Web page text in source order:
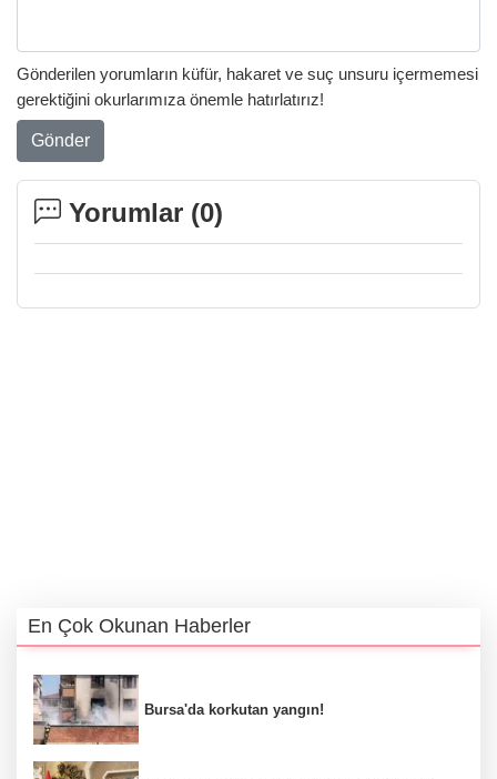
Gönderilen yorumların küfür, hakaret ve suç unsuru içermemesi
gerektiğini okurlarımıza önemle hatırlatırız!
Gönder
Yorumlar (0)
En Çok Okunan Haberler
Bursa'da korkutan yangın!